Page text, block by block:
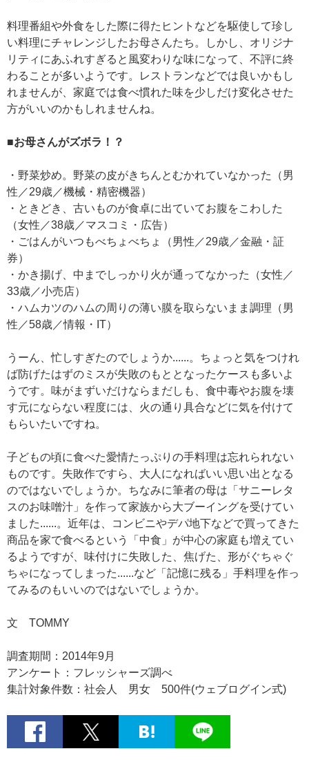
料理番組や外食をした際に得たヒントなどを駆使して珍し
い料理にチャレンジしたお母さんたち。しかし、オリジナ
リティにあふれすぎると風変わりな味になって、不評に終
わることが多いようです。レストランなどでは良いかもし
れませんが、家庭では食べ慣れた味を少しだけ変化させた
方がいいのかもしれませんね。
■お母さんがズボラ！？
・野菜炒め。野菜の皮がきちんとむかれていなかった（男
性／29歳／機械・精密機器）
・ときどき、古いものが食卓に出ていてお腹をこわした
（女性／38歳／マスコミ・広告）
・ごはんがいつもべちょべちょ（男性／29歳／金融・証
券）
・かき揚げ、中までしっかり火が通ってなかった（女性／
33歳／小売店）
・ハムカツのハムの周りの薄い膜を取らないまま調理（男
性／58歳／情報・IT）
うーん、忙しすぎたのでしょうか......。ちょっと気をつけれ
ば防げたはずのミスが失敗のもととなったケースも多いよ
うです。味がまずいだけならまだしも、食中毒やお腹を壊
す元にならない程度には、火の通り具合などに気を付けて
もらいたいですね。
子どもの頃に食べた愛情たっぷりの手料理は忘れられない
ものです。失敗作ですら、大人になればいい思い出となる
のではないでしょうか。ちなみに筆者の母は「サニーレタ
スのお味噌汁」を作って家族から大ブーイングを受けてい
ました......。近年は、コンビニやデパ地下などで買ってきた
商品を家で食べるという「中食」が中心の家庭も増えてい
るようですが、味付けに失敗した、焦げた、形がぐちゃぐ
ちゃになってしまった......など「記憶に残る」手料理を作っ
てみるのもいいのではないでしょうか。
文 TOMMY
調査期間：2014年9月
アンケート：フレッシャーズ調べ
集計対象件数：社会人 男女 500件(ウェブログイン式)